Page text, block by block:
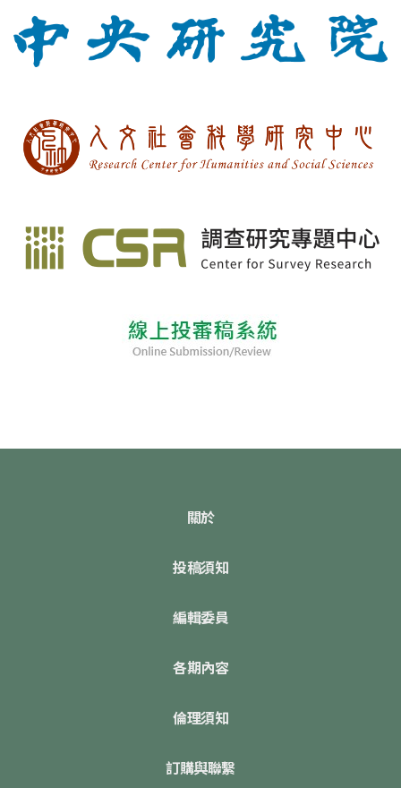
關於
投稿須知
編輯委員
各期內容
倫理須知
訂購與聯繫